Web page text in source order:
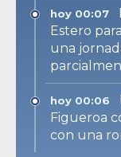
hoy 00:07
Estero
una
hoy 00:06
Figueroa
con una